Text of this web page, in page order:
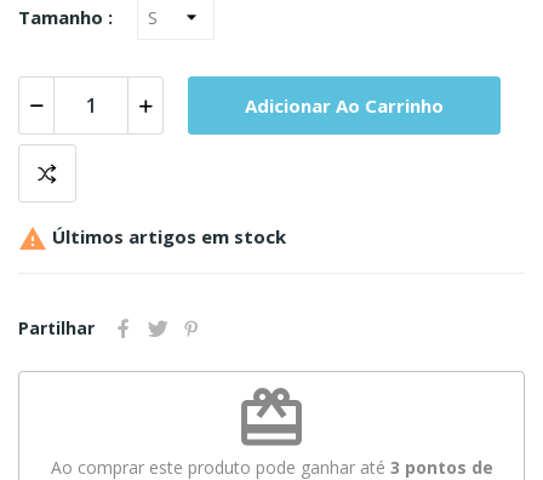
Tamanho :
Adicionar Ao Carrinho
 Últimos artigos em stock
Partilhar
redeem
Ao comprar este produto pode ganhar até 3 pontos de